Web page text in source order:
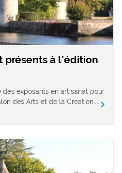
présents à l’édition
des exposants en artisanat pour
des Arts et de la Création....chevron_right